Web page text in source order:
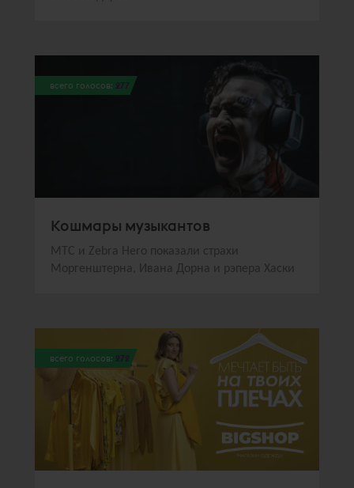
всего голосов: 277
Кошмары музыкантов
МТС и Zebra Hero показали страхи
Моргенштерна, Ивана Дорна и рэпера Хаски
всего голосов: 272